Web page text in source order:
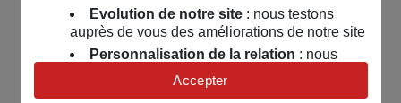
Evolution de notre site: nous testons
auprès de vous des améliorations de notre site
Personnalisation de la relation : nous
nous servons de cookies pour adapter nos
contenus et personnaliser nos offres
Accepter